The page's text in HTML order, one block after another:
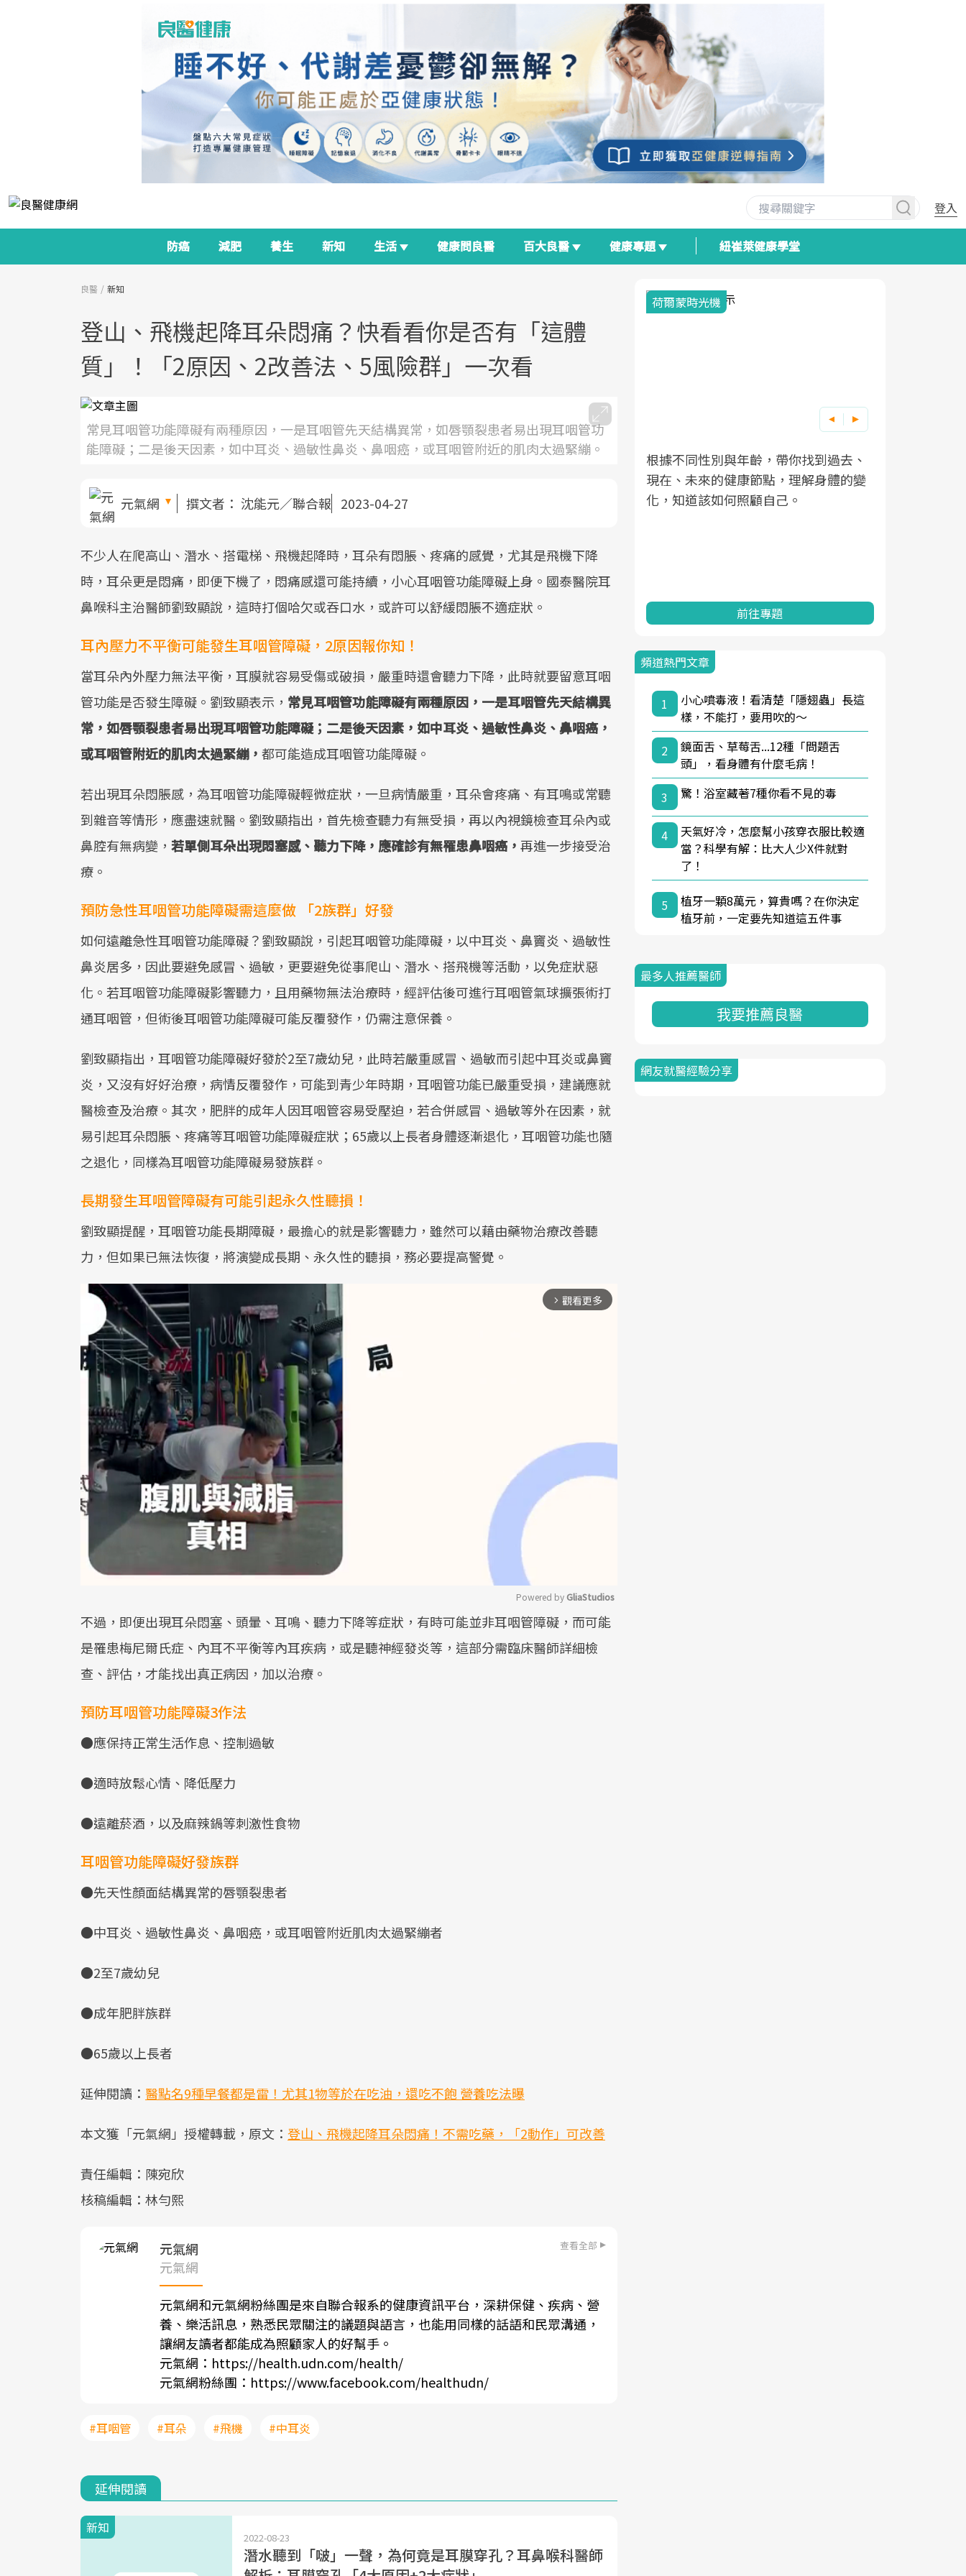
登入
防癌 減肥 養生 新知 生活 健康問良醫 百大良醫 健康專題 紐崔萊健康學堂
良醫 新知
登山、飛機起降耳朵悶痛？快看看你是否有「這體
質」！「2原因、2改善法、5風險群」一次看
常見耳咽管功能障礙有兩種原因，一是耳咽管先天結構異常，如唇顎裂患者易出現耳咽管功
能障礙；二是後天因素，如中耳炎、過敏性鼻炎、鼻咽癌，或耳咽管附近的肌肉太過緊繃。
元氣網 撰文者： 沈能元／聯合報 2023-04-27
不少人在爬高山、潛水、搭電梯、飛機起降時，耳朵有悶脹、疼痛的感覺，尤其是飛機下降
時，耳朵更是悶痛，即便下機了，悶痛感還可能持續，小心耳咽管功能障礙上身。國泰醫院耳
鼻喉科主治醫師劉致顯說，這時打個哈欠或吞口水，或許可以舒緩悶脹不適症狀。
耳內壓力不平衡可能發生耳咽管障礙，2原因報你知！
當耳朵內外壓力無法平衡，耳膜就容易受傷或破損，嚴重時還會聽力下降，此時就要留意耳咽
管功能是否發生障礙。劉致顯表示， 常見耳咽管功能障礙有兩種原因，一是耳咽管先天結構異
常，如唇顎裂患者易出現耳咽管功能障礙；二是後天因素，如中耳炎、過敏性鼻炎、鼻咽癌，
或耳咽管附近的肌肉太過緊繃， 都可能造成耳咽管功能障礙。
若出現耳朵悶脹感，為耳咽管功能障礙輕微症狀，一旦病情嚴重，耳朵會疼痛、有耳鳴或常聽
到雜音等情形，應盡速就醫。劉致顯指出，首先檢查聽力有無受損，再以內視鏡檢查耳朵內或
鼻腔有無病變， 若單側耳朵出現悶塞感、聽力下降，應確診有無罹患鼻咽癌， 再進一步接受治
療。
預防急性耳咽管功能障礙需這麼做 「2族群」好發
如何遠離急性耳咽管功能障礙？劉致顯說，引起耳咽管功能障礙，以中耳炎、鼻竇炎、過敏性
鼻炎居多，因此要避免感冒、過敏，更要避免從事爬山、潛水、搭飛機等活動，以免症狀惡
化。若耳咽管功能障礙影響聽力，且用藥物無法治療時，經評估後可進行耳咽管氣球擴張術打
通耳咽管，但術後耳咽管功能障礙可能反覆發作，仍需注意保養。
劉致顯指出，耳咽管功能障礙好發於2至7歲幼兒，此時若嚴重感冒、過敏而引起中耳炎或鼻竇
炎，又沒有好好治療，病情反覆發作，可能到青少年時期，耳咽管功能已嚴重受損，建議應就
醫檢查及治療。其次，肥胖的成年人因耳咽管容易受壓迫，若合併感冒、過敏等外在因素，就
易引起耳朵悶脹、疼痛等耳咽管功能障礙症狀；65歲以上長者身體逐漸退化，耳咽管功能也隨
之退化，同樣為耳咽管功能障礙易發族群。
長期發生耳咽管障礙有可能引起永久性聽損！
劉致顯提醒，耳咽管功能長期障礙，最擔心的就是影響聽力，雖然可以藉由藥物治療改善聽
力，但如果已無法恢復，將演變成長期、永久性的聽損，務必要提高警覺。
arrow_forward_ios 觀看更多
Mute
Powered by GliaStudios
不過，即便出現耳朵悶塞、頭暈、耳鳴、聽力下降等症狀，有時可能並非耳咽管障礙，而可能
是罹患梅尼爾氏症、內耳不平衡等內耳疾病，或是聽神經發炎等，這部分需臨床醫師詳細檢
查、評估，才能找出真正病因，加以治療。
預防耳咽管功能障礙3作法
●應保持正常生活作息、控制過敏
●適時放鬆心情、降低壓力
●遠離菸酒，以及麻辣鍋等刺激性食物
耳咽管功能障礙好發族群
●先天性顏面結構異常的唇顎裂患者
●中耳炎、過敏性鼻炎、鼻咽癌，或耳咽管附近肌肉太過緊繃者
●2至7歲幼兒
●成年肥胖族群
●65歲以上長者
延伸閱讀： 醫點名9種早餐都是雷！尤其1物等於在吃油，還吃不飽 營養吃法曝
本文獲「元氣網」授權轉載，原文： 登山、飛機起降耳朵悶痛！不需吃藥，「2動作」可改善
責任編輯：陳宛欣
核稿編輯：林勻熙
元氣網 查看全部
元氣網
元氣網和元氣網粉絲團是來自聯合報系的健康資訊平台，深耕保健、疾病、營
養、樂活訊息，熟悉民眾關注的議題與語言，也能用同樣的話語和民眾溝通，
讓網友讀者都能成為照顧家人的好幫手。
元氣網： https://health.udn.com/health/
元氣網粉絲團： https://www.facebook.com/healthudn/
#耳咽管 #耳朵 #飛機 #中耳炎
延伸閱讀
新知
2022-08-23
潛水聽到「啵」一聲，為何竟是耳膜穿孔？耳鼻喉科醫師
面對超高齡社會的浪潮，台灣正在快速
政策如「健康台灣推動委員會」與「長
療院所的服務，更是民眾了解自身健康
狀況、啟動健康管理的重要起點。
前往專題
2025年，就到良醫生活祭體驗「一站式
全面啟動你的健康革命！
前往專題
良醫健康網從「換季的身體變化」出
建立對亞健康的認知，進而引導實際的
前往專題
荷爾蒙時光機
根據不同性別與年齡，帶你找到過去、
現在、未來的健康節點，理解身體的變
化，知道該如何照顧自己。
前往專題
頻道熱門文章
1
小心噴毒液！看清楚「隱翅蟲」長這
樣，不能打，要用吹的～
2
鏡面舌、草莓舌...12種「問題舌
頭」，看身體有什麼毛病！
3
驚！浴室藏著7種你看不見的毒
4
天氣好冷，怎麼幫小孩穿衣服比較適
當？科學有解：比大人少X件就對
了！
5
植牙一顆8萬元，算貴嗎？在你決定
植牙前，一定要先知道這五件事
最多人推薦醫師
我要推薦良醫
網友就醫經驗分享